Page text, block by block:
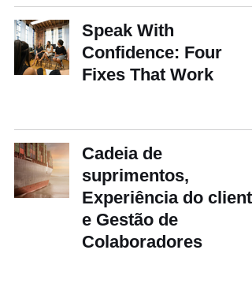
Speak With
Confidence: Four
Fixes That Work
Cadeia de
suprimentos,
Experiência do cliente
e Gestão de
Colaboradores